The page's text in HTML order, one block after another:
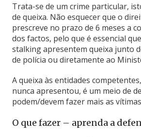
Trata-se de um crime particular,
de queixa. Não esquecer que o
prescreve no prazo de 6 meses a
dos factos, pelo que é essencial
stalking apresentem queixa junto
de polícia ou diretamente ao
A queixa às entidades
nunca apresentou, é um meio de
podem/devem fazer mais as
O que fazer – aprenda a